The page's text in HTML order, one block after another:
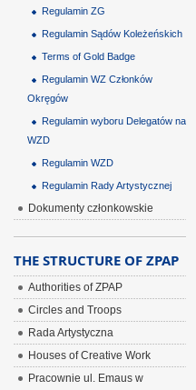
Regulamin ZG
Regulamin Sądów Koleżeńskich
Terms of Gold Badge
Regulamin WZ Członków
Okręgów
Regulamin wyboru Delegatów na
WZD
Regulamin WZD
Regulamin Rady Artystycznej
Dokumenty członkowskie
THE STRUCTURE OF ZPAP
Authorities of ZPAP
Circles and Troops
Rada Artystyczna
Houses of Creative Work
Pracownie ul. Emaus w